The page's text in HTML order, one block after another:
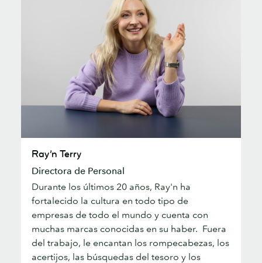
Terry
Ray’n Terry
Directora de Personal
Durante los últimos 20 años, Ray'n ha
fortalecido la cultura en todo tipo de
empresas de todo el mundo y cuenta con
muchas marcas conocidas en su haber. Fuera
del trabajo, le encantan los rompecabezas, los
acertijos, las búsquedas del tesoro y los